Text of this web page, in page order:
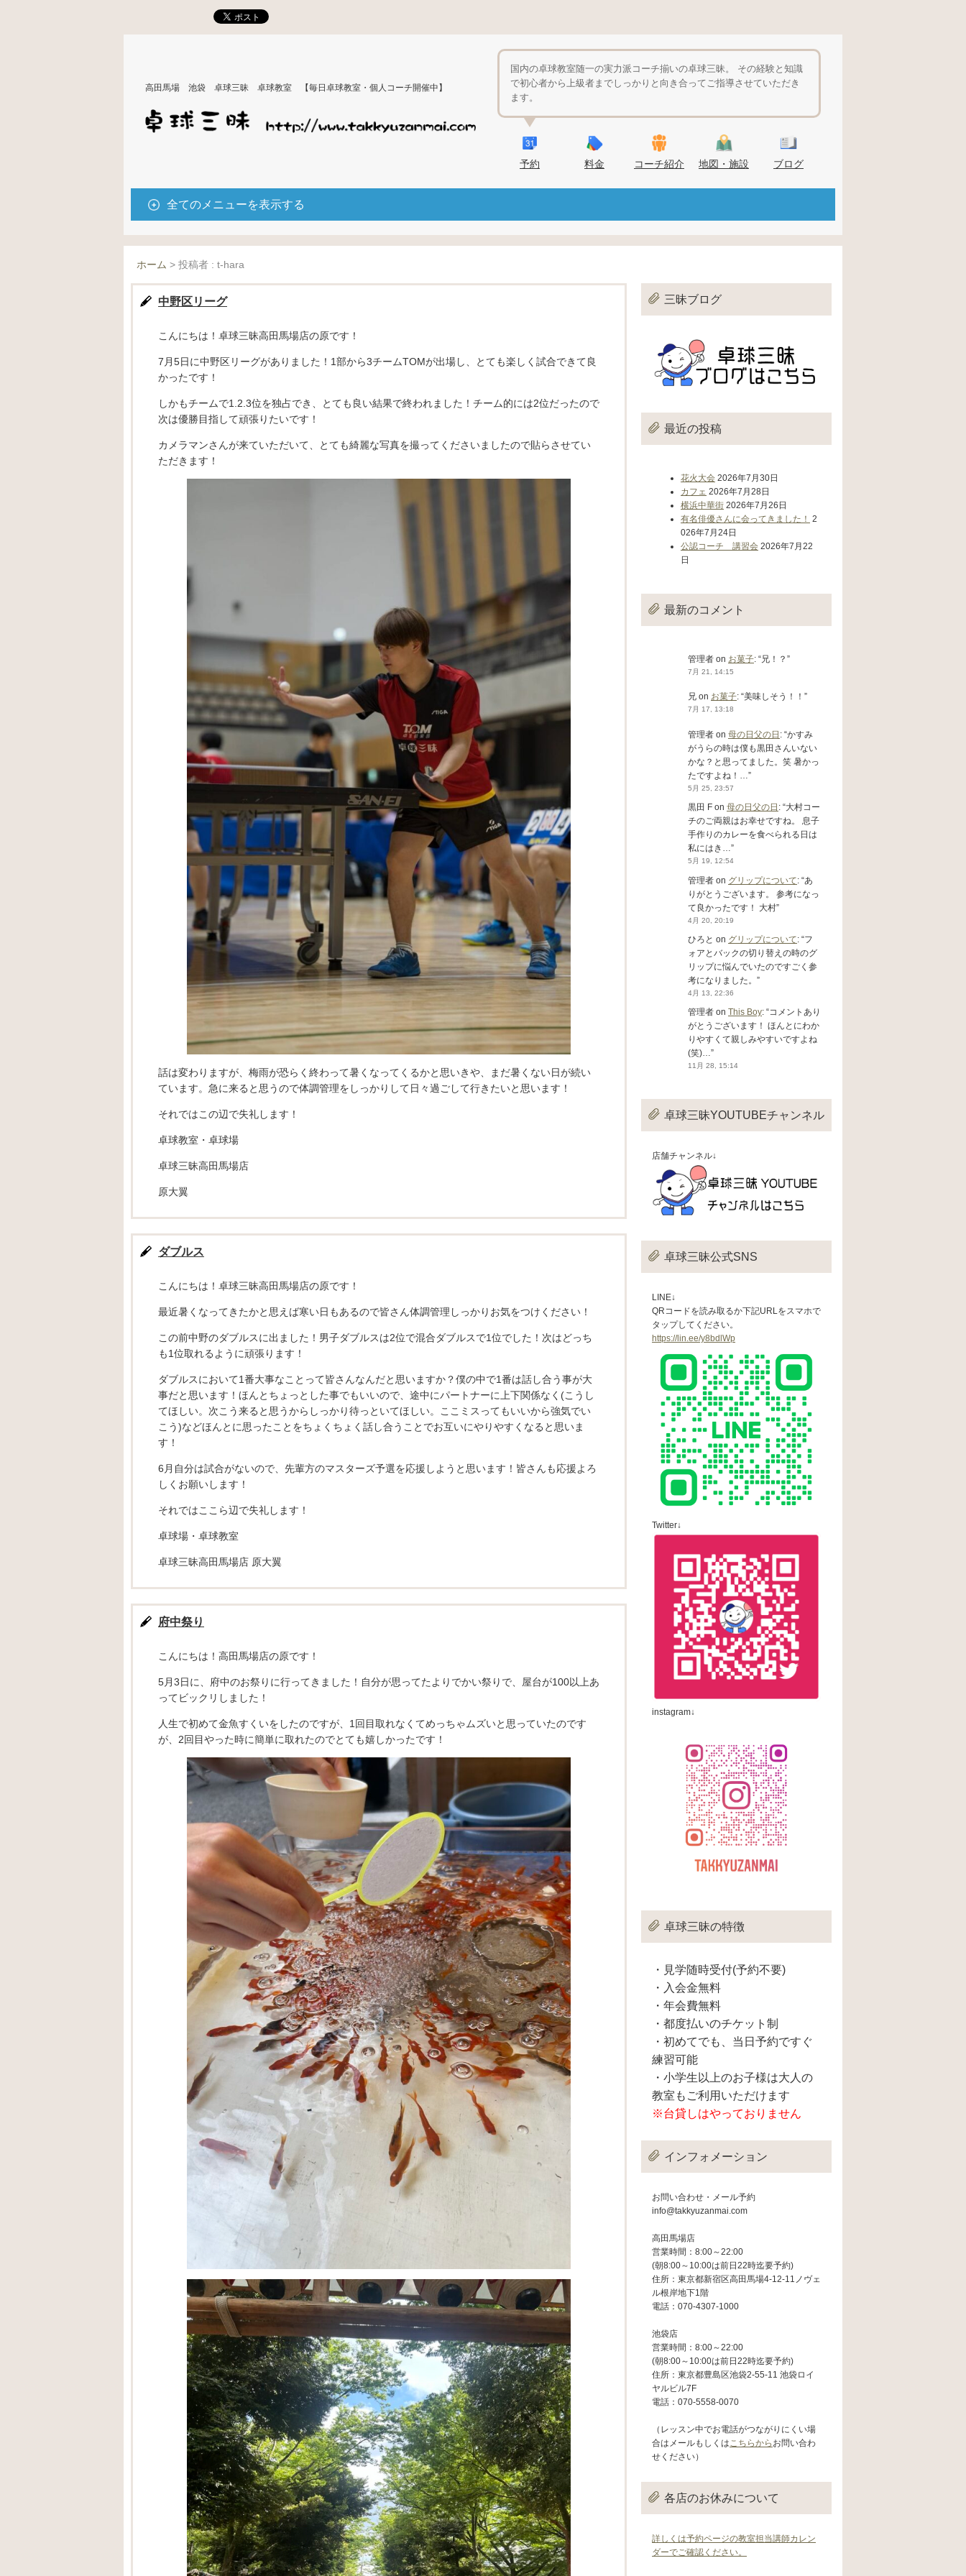
高田馬場 池袋 卓球三昧 卓球教室 【毎日卓球教室・個人コーチ開催中】
国内の卓球教室随一の実力派コーチ揃いの卓球三昧。 その経験と知識
で初心者から上級者までしっかりと向き合ってご指導させていただき
ます。
予約 料金 コーチ紹介 地図・施設 ブログ
全てのメニューを表示する
ホーム > 投稿者 : t-hara
中野区リーグ
こんにちは！卓球三昧高田馬場店の原です！
7月5日に中野区リーグがありました！1部から3チームTOMが出場し、とても楽しく試合できて良
かったです！
しかもチームで1.2.3位を独占でき、とても良い結果で終われました！チーム的には2位だったので
次は優勝目指して頑張りたいです！
カメラマンさんが来ていただいて、とても綺麗な写真を撮ってくださいましたので貼らさせてい
ただきます！
話は変わりますが、梅雨が恐らく終わって暑くなってくるかと思いきや、まだ暑くない日が続い
ています。急に来ると思うので体調管理をしっかりして日々過ごして行きたいと思います！
それではこの辺で失礼します！
卓球教室・卓球場
卓球三昧高田馬場店
原大翼
ダブルス
こんにちは！卓球三昧高田馬場店の原です！
最近暑くなってきたかと思えば寒い日もあるので皆さん体調管理しっかりお気をつけください！
この前中野のダブルスに出ました！男子ダブルスは2位で混合ダブルスで1位でした！次はどっち
も1位取れるように頑張ります！
ダブルスにおいて1番大事なことって皆さんなんだと思いますか？僕の中で1番は話し合う事が大
事だと思います！ほんとちょっとした事でもいいので、途中にパートナーに上下関係なく(こうし
てほしい。次こう来ると思うからしっかり待っといてほしい。ここミスってもいいから強気でい
こう)などほんとに思ったことをちょくちょく話し合うことでお互いにやりやすくなると思いま
す！
6月自分は試合がないので、先輩方のマスターズ予選を応援しようと思います！皆さんも応援よろ
しくお願いします！
それではここら辺で失礼します！
卓球場・卓球教室
卓球三昧高田馬場店 原大翼
府中祭り
こんにちは！高田馬場店の原です！
5月3日に、府中のお祭りに行ってきました！自分が思ってたよりでかい祭りで、屋台が100以上あ
ってビックリしました！
人生で初めて金魚すくいをしたのですが、1回目取れなくてめっちゃムズいと思っていたのです
が、2回目やった時に簡単に取れたのでとても嬉しかったです！
三昧ブログ
最近の投稿
花火大会 2026年7月30日
カフェ 2026年7月28日
横浜中華街 2026年7月26日
有名俳優さんに会ってきました！ 2
026年7月24日
公認コーチ 講習会 2026年7月22
日
最新のコメント
管理者 on お菓子: “兄！？ ”
7月 21, 14:15
兄 on お菓子: “美味しそう！！ ”
7月 17, 13:18
管理者 on 母の日父の日 : “かすみ
がうらの時は僕も黒田さんいない
かな？と思ってました。笑 暑かっ
たですよね！… ”
5月 25, 23:57
黒田 F on 母の日父の日 : “大村コー
チのご両親はお幸せですね。 息子
手作りのカレーを食べられる日は
私にはき…”
5月 19, 12:54
管理者 on グリップについて: “あ
りがとうございます。 参考になっ
て良かったです！ 大村”
4月 20, 20:19
ひろと on グリップについて: “フ
ォアとバックの切り替えの時のグ
リップに悩んでいたのですごく参
考になりました。 ”
4月 13, 22:36
管理者 on This Boy: “コメントあり
がとうございます！ ほんとにわか
りやすくて親しみやすいですよね
(笑)…”
11月 28, 15:14
卓球三昧YOUTUBEチャンネル
店舗チャンネル↓
卓球三昧公式SNS
LINE↓
QRコードを読み取るか下記URLをスマホで
タップしてください。
https://lin.ee/y8bdlWp
Twitter↓
instagram↓
卓球三昧の特徴
・見学随時受付(予約不要)
・入会金無料
・年会費無料
・都度払いのチケット制
・初めてでも、当日予約ですぐ
練習可能
・小学生以上のお子様は大人の
教室もご利用いただけます
※台貸しはやっておりません
インフォメーション
お問い合わせ・メール予約
info@takkyuzanmai.com
高田馬場店
営業時間：8:00～22:00
(朝8:00～10:00は前日22時迄要予約)
住所：東京都新宿区高田馬場4-12-11ノヴェ
ル根岸地下1階
電話：070-4307-1000
池袋店
営業時間：8:00～22:00
(朝8:00～10:00は前日22時迄要予約)
住所：東京都豊島区池袋2-55-11 池袋ロイ
ヤルビル7F
電話：070-5558-0070
（レッスン中でお電話がつながりにくい場
合はメールもしくはこちらから お問い合わ
せください）
各店のお休みについて
詳しくは予約ページの教室担当講師カレン
ダーでご確認ください。